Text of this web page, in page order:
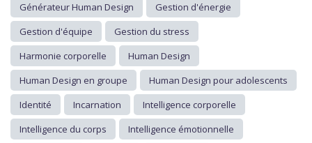
Générateur Human Design
Gestion d'énergie
Gestion d'équipe
Gestion du stress
Harmonie corporelle
Human Design
Human Design en groupe
Human Design pour adolescents
Identité
Incarnation
Intelligence corporelle
Intelligence du corps
Intelligence émotionnelle